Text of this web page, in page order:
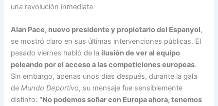
una revolución inmediata
Alan Pace, nuevo presidente y propietario del Espanyol,
se mostró claro en sus últimas intervenciones públicas. El
pasado viernes habló de la ilusión de ver al equipo
peleando por el acceso a las competiciones europeas.
Sin embargo, apenas unos días después, durante la gala
deMundo Deportivo, su mensaje fue sensiblemente
distinto: “No podemos soñar con Europa ahora, tenemos